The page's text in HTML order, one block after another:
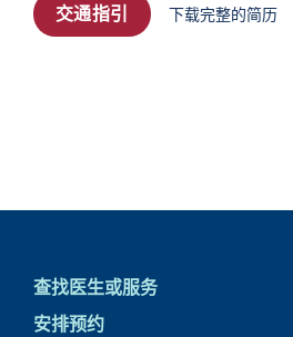
交通指引 下载完整的简历
查找医生或服务
安排预约